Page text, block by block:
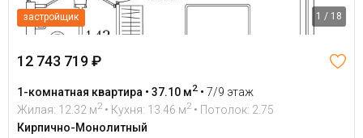
застройщик 1 / 18
12 743 719 ₽
1-комнатная квартира • 37.10 м2 • 7/9 этаж
Жилая: 12.32 м2 • Кухня: 13.46 м2 • Потолок: 2.75
Кирпично-Монолитный